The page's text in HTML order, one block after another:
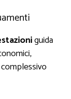
guida